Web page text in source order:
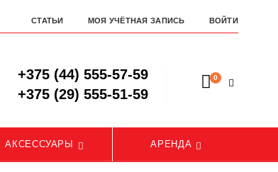
СТАТЬИ МОЯ УЧЁТНАЯ ЗАПИСЬ ВОЙТИ
+375 (44) 555-57-59
+375 (29) 555-51-59
0
АКСЕССУАРЫ АРЕНДА